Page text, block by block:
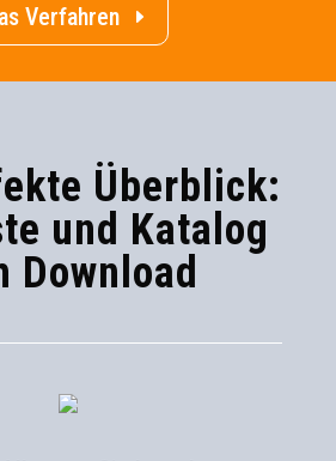
Verfahren
Überblick:
und Katalog
Download